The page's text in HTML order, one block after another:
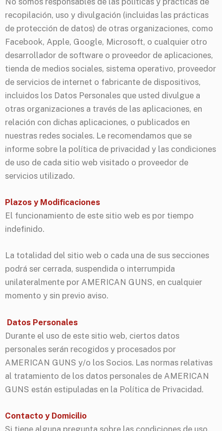
recopilación, uso y divulgación (incluidas las prácticas
de protección de datos) de otras organizaciones, como
Facebook, Apple, Google, Microsoft, o cualquier otro
desarrollador de software o proveedor de aplicaciones,
tienda de medios sociales, sistema operativo, proveedor
de servicios de internet o fabricante de dispositivos,
incluidos los Datos Personales que usted divulgue a
otras organizaciones a través de las aplicaciones, en
relación con dichas aplicaciones, o publicados en
nuestras redes sociales. Le recomendamos que se
informe sobre la política de privacidad y las condiciones
de uso de cada sitio web visitado o proveedor de
servicios utilizado.
Plazos y Modificaciones
El funcionamiento de este sitio web es por tiempo
indefinido.
La totalidad del sitio web o cada una de sus secciones
podrá ser cerrada, suspendida o interrumpida
unilateralmente por AMERICAN GUNS, en cualquier
momento y sin previo aviso.
Datos Personales
Durante el uso de este sitio web, ciertos datos
personales serán recogidos y procesados por
AMERICAN GUNS y/o los Socios. Las normas relativas
al tratamiento de los datos personales de AMERICAN
GUNS están estipuladas en la Política de Privacidad.
Contacto y Domicilio
Si tiene alguna pregunta sobre las condiciones de uso,